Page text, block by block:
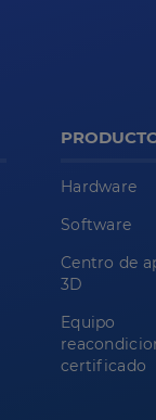
Hardware
Software
Centro de
3D
Equipo
certificado